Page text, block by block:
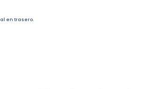
en trasero.